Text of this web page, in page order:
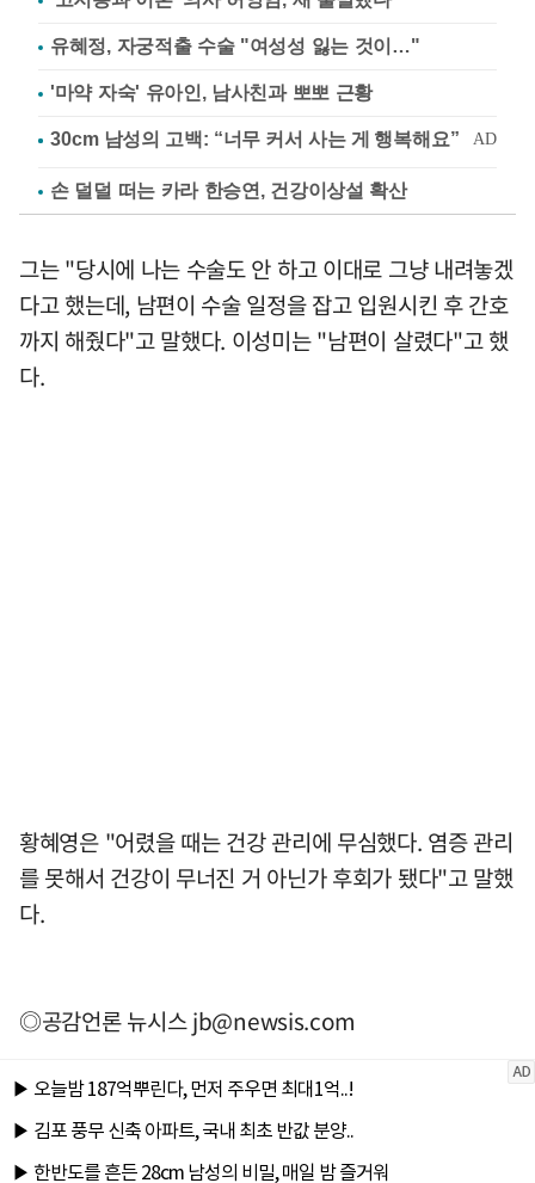
유혜정, 자궁적출 수술 "여성성 잃는 것이…"
'마약 자숙' 유아인, 남사친과 뽀뽀 근황
손 덜덜 떠는 카라 한승연, 건강이상설 확산
그는 "당시에 나는 수술도 안 하고 이대로 그냥 내려놓겠
다고 했는데, 남편이 수술 일정을 잡고 입원시킨 후 간호
까지 해줬다"고 말했다. 이성미는 "남편이 살렸다"고 했
다.
황혜영은 "어렸을 때는 건강 관리에 무심했다. 염증 관리
를 못해서 건강이 무너진 거 아닌가 후회가 됐다"고 말했
다.
◎공감언론 뉴시스jb@newsis.com